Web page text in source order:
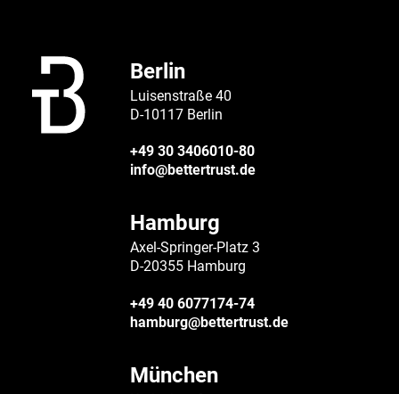
Berlin
Luisenstraße 40
D-10117 Berlin
+49 30 3406010-80
info@bettertrust.de
Hamburg
Axel-Springer-Platz 3
D-20355 Hamburg
+49 40 6077174-74
hamburg@bettertrust.de
München